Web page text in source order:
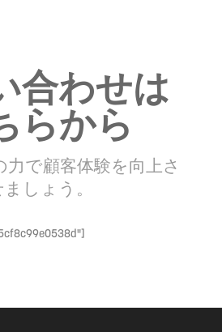
合わせは
らから
力で顧客体験を向上さ
しょう。